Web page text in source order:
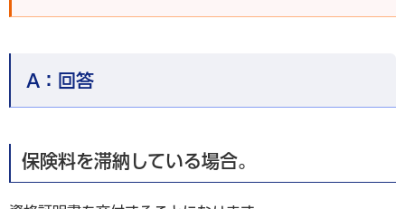
A： 回答
保険料を滞納している場合。